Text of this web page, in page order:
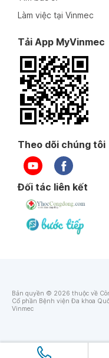
Làm việc tại Vinmec
Tải App MyVinmec
Theo dõi chúng tôi
Đối tác liên kết
Bản quyền © 2026 thuộc về
Cổ phần Bệnh viện Đa khoa
Vinmec